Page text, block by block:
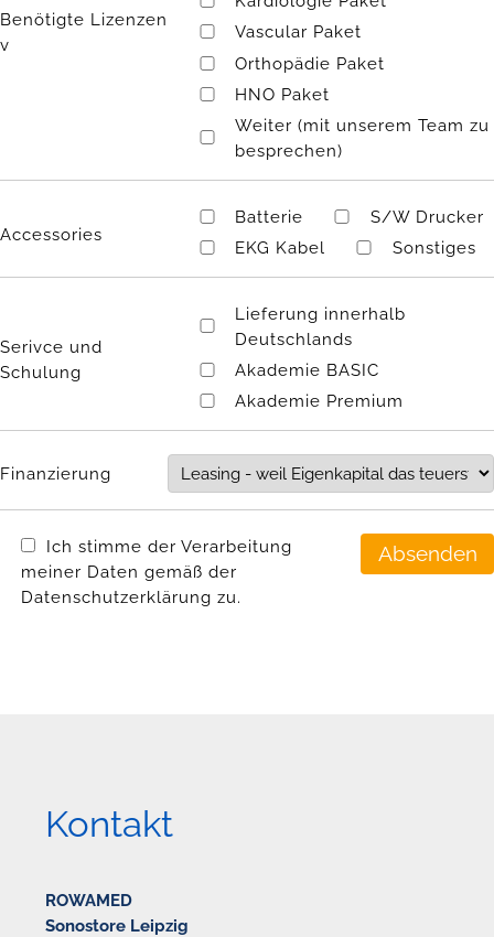
Benötigte Lizenzen
v
Vascular Paket
Orthopädie Paket
HNO Paket
Weiter (mit unserem Team zu
besprechen)
Accessories
Batterie
S/W Drucker
EKG Kabel
Sonstiges
Serivce und
Schulung
Lieferung innerhalb
Deutschlands
Akademie BASIC
Akademie Premium
Finanzierung
Ich stimme der Verarbeitung
meiner Daten gemäß der
Datenschutzerklärung zu.
Kontakt
ROWAMED
Sonostore Leipzig